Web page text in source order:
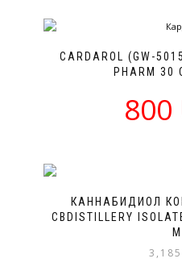
CARDAROL (GW-
PHARM 30
800
КАННАБИДИОЛ
CBDISTILLERY